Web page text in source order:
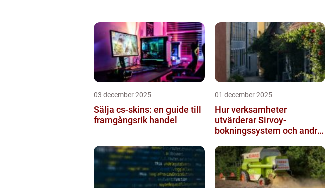
03 december 2025
Sälja cs-skins: en guide till
framgångsrik handel
01 december 2025
Hur verksamheter
utvärderar Sirvoy-
bokningssystem och andra